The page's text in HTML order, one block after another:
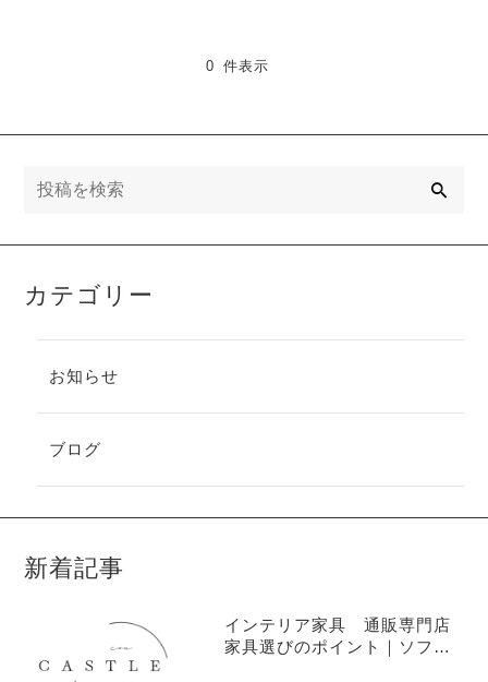
0 件表示
カテゴリー
お知らせ
ブログ
新着記事
インテリア家具 通販専門店
家具選びのポイント｜ソフ